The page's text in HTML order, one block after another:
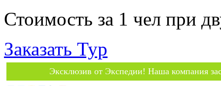
Стоимость за 1 чел при
Заказать Тур
Эксклюзив от Экспедии! Наша компания